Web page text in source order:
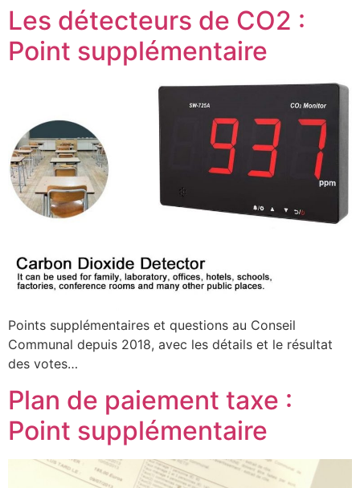
Les détecteurs de CO2 :
Point supplémentaire
Points supplémentaires et questions au Conseil
Communal depuis 2018, avec les détails et le résultat
des votes…
Plan de paiement taxe :
Point supplémentaire